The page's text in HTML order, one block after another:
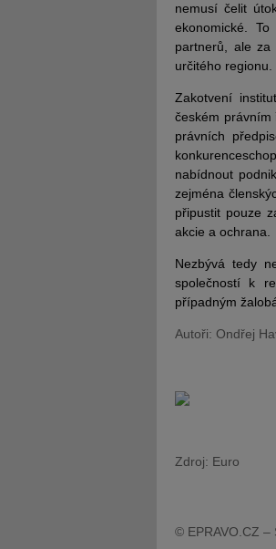
nemusí čelit
ekonomické.
partnerů, ale za
určitého regionu.
Zakotvení
českém právním
právních
nabídnout
zejména
připustit pouze
akcie a ochrana.
Nezbývá tedy
společností k
případným
Autoři: Ondřej
Zdroj: Euro
© EPRAVO.CZ –